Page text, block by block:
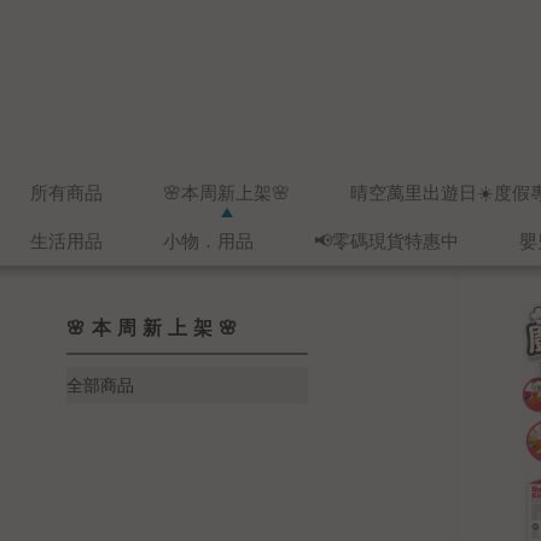
所有商品 🌸本周新上架🌸 晴空萬里出遊日☀️度假
生活用品 小物．用品 📢零碼現貨特惠中
🌸本周新上架🌸
全部商品